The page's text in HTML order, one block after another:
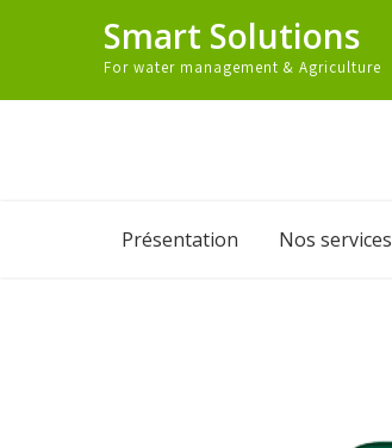
Smart Solutions
For water management & Agriculture
Présentation Nos services